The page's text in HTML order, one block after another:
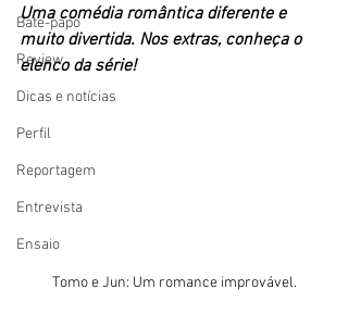
Bate-papo
Review
Dicas e notícias
Perfil
Reportagem
Entrevista
Ensaio
Uma comédia romântica diferente e
muito divertida. Nos extras, conheça o
elenco da série!
Tomo e Jun: Um romance improvável.